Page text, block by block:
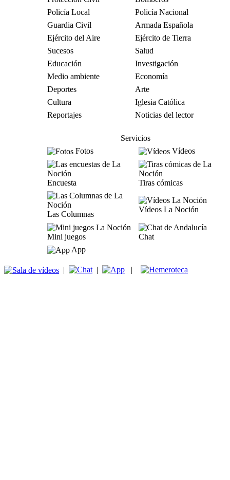
Policía Local
Policía Nacional
Guardia Civil
Armada Española
Ejército del Aire
Ejército de Tierra
Sucesos
Salud
Educación
Investigación
Medio ambiente
Economía
Deportes
Arte
Cultura
Iglesia Católica
Reportajes
Noticias del lector
Servicios
Fotos
Vídeos
Encuesta Tiras cómicas
Las Columnas
Vídeos La Noción
Mini juegos
Chat
App
| | |